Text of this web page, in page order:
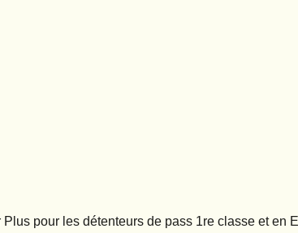
pour les détenteurs de pass 1re classe et en